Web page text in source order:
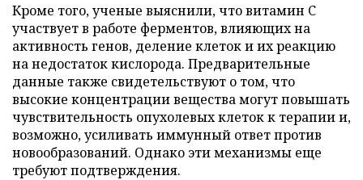
Кроме того, ученые выяснили, что витамин C
участвует в работе ферментов, влияющих на
активность генов, деление клеток и их реакцию
на недостаток кислорода. Предварительные
данные также свидетельствуют о том, что
высокие концентрации вещества могут повышать
чувствительность опухолевых клеток к терапии и,
возможно, усиливать иммунный ответ против
новообразований. Однако эти механизмы еще
требуют подтверждения.